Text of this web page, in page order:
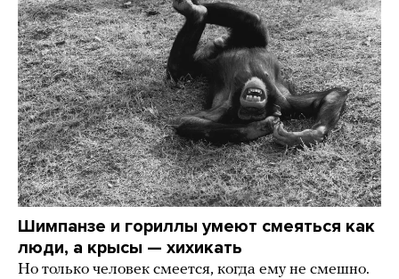
Шимпанзе и гориллы умеют смеяться как
люди, а крысы — хихикать
Но только человек смеется, когда ему не смешно.